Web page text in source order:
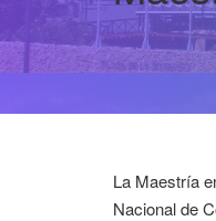
La Maestría
Nacional de